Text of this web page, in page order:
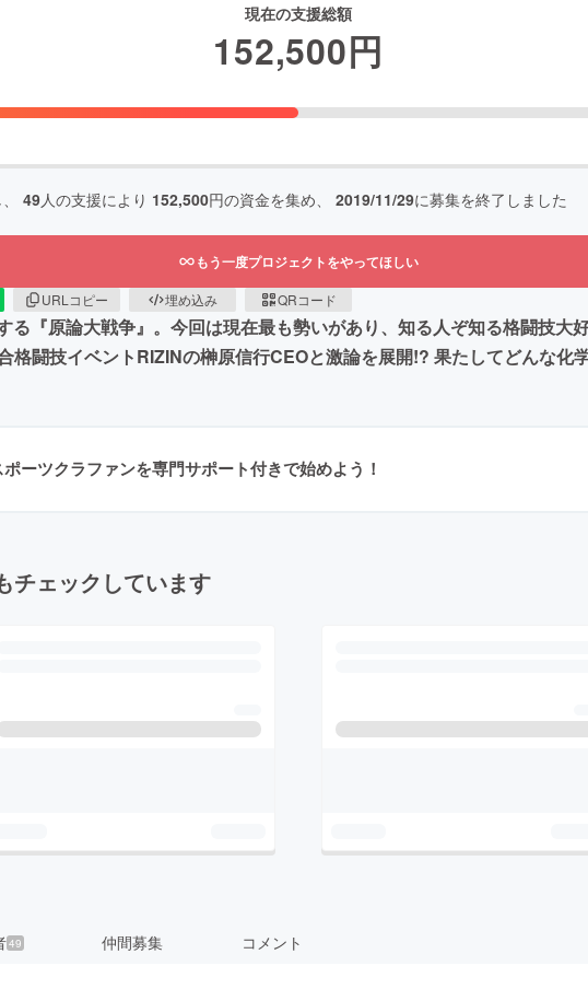
現在の支援総額
152,500円
49人の支援により 152,500円の資金を集め、 2019/11/29に募集を終了しました
もう一度プロジェクトをやってほしい
URLコピー 埋め込み QRコード
『原論大戦争』。今回は現在最も勢いがあり、知る人ぞ知る格闘技大
格闘技イベントRIZINの榊原信行CEOと激論を展開!? 果たしてどんな化
ポーツクラファンを専門サポート付きで始めよう！
チェックしています
49 仲間募集 コメント